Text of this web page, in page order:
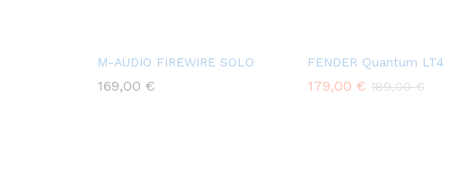
M-AUDIO FIREWIRE SOLO
169,00 €
FENDER Quantum LT4
179,00 € 189,00€